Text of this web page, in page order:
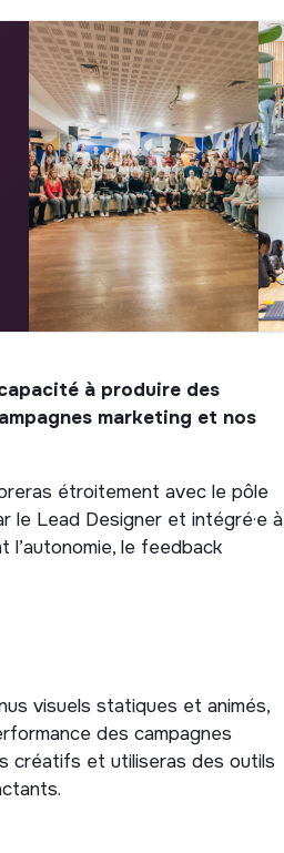
à produire des
marketing et nos
étroitement avec le pôle
le Lead Designer et intégré·e à
l’autonomie, le feedback
visuels statiques et animés,
des campagnes
créatifs et utiliseras des outils